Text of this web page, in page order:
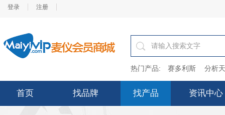
登录 注册
热门产品: 赛多利斯 分析
首页 找品牌 找产品 资讯中心